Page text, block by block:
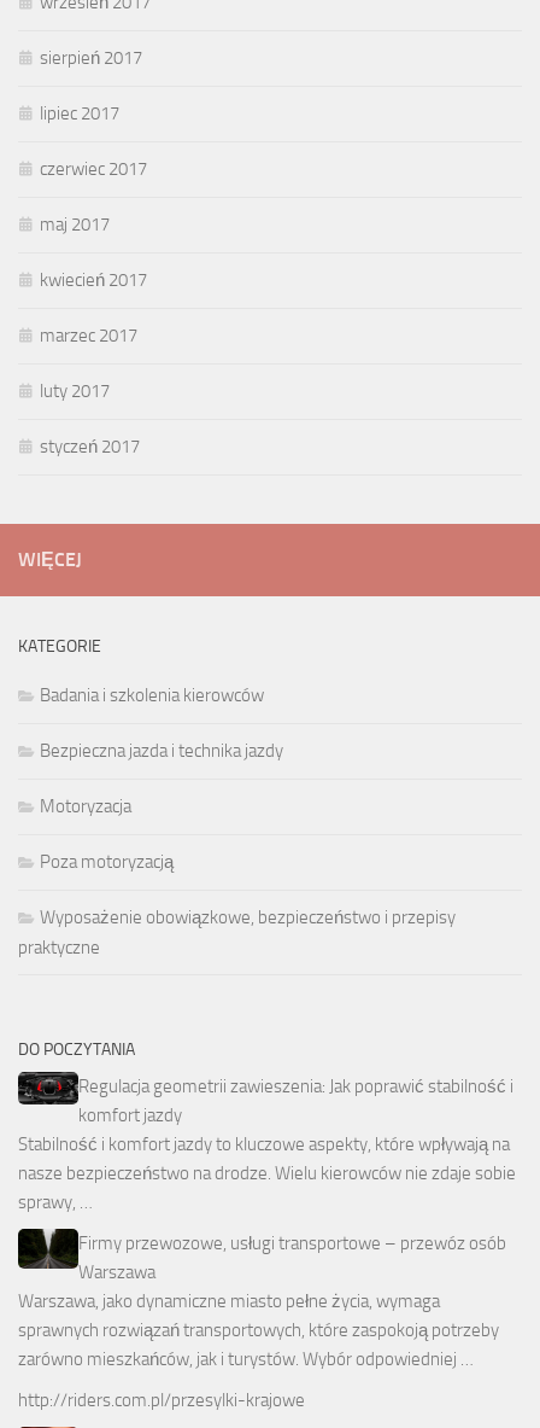
sierpień 2017
lipiec 2017
czerwiec 2017
maj 2017
kwiecień 2017
marzec 2017
luty 2017
styczeń 2017
WIĘCEJ
KATEGORIE
Badania i szkolenia kierowców
Bezpieczna jazda i technika jazdy
Motoryzacja
Poza motoryzacją
Wyposażenie obowiązkowe, bezpieczeństwo i przepisy
praktyczne
DO POCZYTANIA
Regulacja geometrii zawieszenia: Jak poprawić stabilność i
komfort jazdy
Stabilność i komfort jazdy to kluczowe aspekty, które wpływają na
nasze bezpieczeństwo na drodze. Wielu kierowców nie zdaje sobie
sprawy, …
Firmy przewozowe, usługi transportowe – przewóz osób
Warszawa
Warszawa, jako dynamiczne miasto pełne życia, wymaga
sprawnych rozwiązań transportowych, które zaspokoją potrzeby
zarówno mieszkańców, jak i turystów. Wybór odpowiedniej …
http://riders.com.pl/przesylki-krajowe